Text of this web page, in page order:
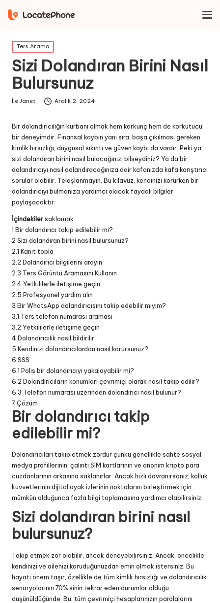
Ev Ters Arama Sizi Dolandıran Birini Nasıl Bulursunuz
İçinde
yayınlandı
Ters Arama
Sizi Dolandıran Birini Nasıl
Bulursunuz
Gönderen
İle Janet Aralık 2, 2024
Bir dolandırıcılığın kurbanı olmak hem korkunç hem de korkutucu
bir deneyimdir. Finansal kaybın yanı sıra, başa çıkılması gereken
kimlik hırsızlığı, duygusal sıkıntı ve güven kaybı da vardır. Peki ya
sizi dolandıran birini nasıl bulacağınızı bilseydiniz? Ya da bir
dolandırıcıyı nasıl dolandıracağınıza dair kafanızda kafa karıştırıcı
sorular olabilir. Telaşlanmayın. Bu kılavuz, kendinizi korurken bir
dolandırıcıyı bulmanıza yardımcı olacak faydalı bilgiler
paylaşacaktır.
İçindekilersaklamak
1 Bir dolandırıcı takip edilebilir mi?
2 Sizi dolandıran birini nasıl bulursunuz?
2.1 Kanıt topla
2.2 Dolandırıcı bilgilerini arayın
2.3 Ters Görüntü Aramasını Kullanın
2.4 Yetkililerle iletişime geçin
2.5 Profesyonel yardım alın
3 Bir WhatsApp dolandırıcısını takip edebilir miyim?
3.1 Ters telefon numarası araması
3.2 Yetkililerle iletişime geçin
4 Dolandırıcılık nasıl bildirilir
5 Kendinizi dolandırıcılardan nasıl korursunuz?
6 SSS
6.1 Polis bir dolandırıcıyı yakalayabilir mi?
6.2 Dolandırıcıların konumları çevrimiçi olarak nasıl takip edilir?
6.3 Telefon numarası üzerinden dolandırıcı nasıl bulunur?
7Çözüm
Bir dolandırıcı takip
edilebilir mi?
Dolandırıcıları takip etmek zordur çünkü genellikle sahte sosyal
medya profillerinin, çalıntı SIM kartlarının ve anonim kripto para
cüzdanlarının arkasına saklanırlar. Ancak hızlı davranırsanız, kolluk
kuvvetlerinin dijital ayak izlerinin noktalarını birleştirmek için
mümkün olduğunca fazla bilgi toplamasına yardımcı olabilirsiniz.
Sizi dolandıran birini nasıl
bulursunuz?
Takip etmek zor olabilir, ancak deneyebilirsiniz. Ancak, öncelikle
kendinizi ve ailenizi koruduğunuzdan emin olmak istersiniz. Bu
hayati önem taşır, özellikle de tüm kimlik hırsızlığı ve dolandırıcılık
senaryolarının 70%'sinin tekrar eden durumlar olduğu
düşünüldüğünde. Bu, tüm çevrimiçi hesaplarınızın parolalarını